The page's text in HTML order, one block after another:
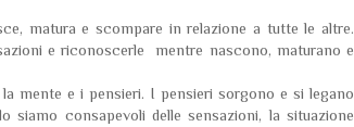
matura e scompare in relazione a tutte le altre.
e riconoscerle mentre nascono, maturano e
mente e i pensieri. I pensieri sorgono e si legano
siamo consapevoli delle sensazioni, la situazione